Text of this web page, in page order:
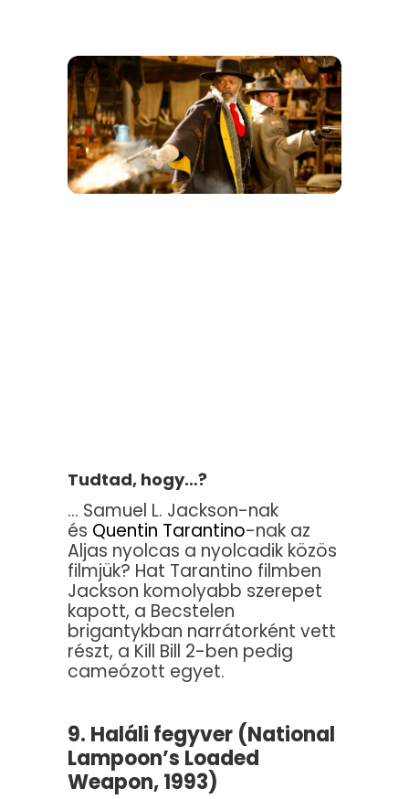
Tudtad, hogy…?
… Samuel L. Jackson-nak
és Quentin Tarantino-nak az
Aljas nyolcas a nyolcadik közös
filmjük? Hat Tarantino filmben
Jackson komolyabb szerepet
kapott, a Becstelen
brigantykban narrátorként vett
részt, a Kill Bill 2-ben pedig
cameózott egyet.
9. Haláli fegyver (National
Lampoon’s Loaded
Weapon, 1993)